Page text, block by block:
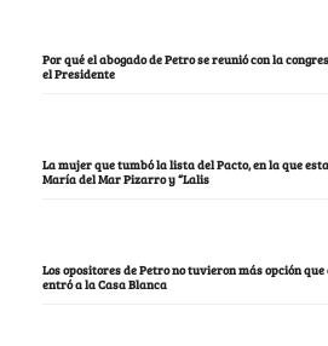
Por qué el abogado de Petro se reunió con la
el Presidente
La mujer que tumbó la lista del Pacto, en la que
María del Mar Pizarro y “Lalis
Los opositores de Petro no tuvieron más opción
entró a la Casa Blanca